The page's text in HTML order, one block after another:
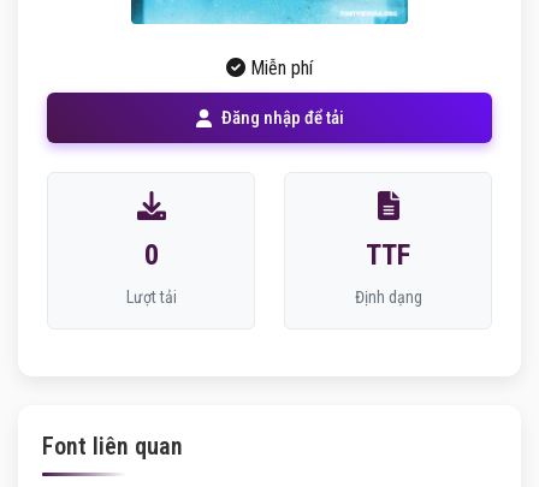
Miễn phí
Đăng nhập để tải
0
Lượt tải
TTF
Định dạng
Font liên quan